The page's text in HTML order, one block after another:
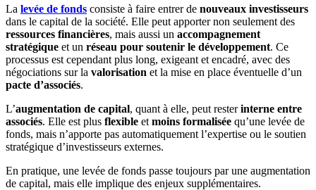
La levée de fonds consiste à faire entrer de nouveaux investisseurs
dans le capital de la société. Elle peut apporter non seulement des
ressources financières, mais aussi un accompagnement
stratégique et un réseau pour soutenir le développement. Ce
processus est cependant plus long, exigeant et encadré, avec des
négociations sur la valorisation et la mise en place éventuelle d’un
pacte d’associés.
L’augmentation de capital, quant à elle, peut resterinterne entre
associés. Elle est plus flexible et moins formalisée qu’une levée de
fonds, mais n’apporte pas automatiquement l’expertise ou le soutien
stratégique d’investisseurs externes.
En pratique, une levée de fonds passe toujours par une augmentation
de capital, mais elle implique des enjeux supplémentaires.